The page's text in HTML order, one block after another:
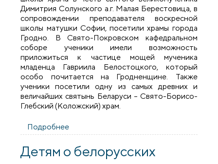
Димитрия Солунского а.г. Малая Берестовица, в
сопровождении преподавателя воскресной
школы матушки Софии, посетили храмы города
Гродно. В Свято-Покровском кафедральном
соборе ученики имели возможность
приложиться к частице мощей мученика
младенца Гавриила Белостоцкого, который
особо почитается на Гродненщине. Также
ученики посетили одну из самых древних и
величайших святынь Беларуси – Свято-Борисо-
Глебский (Коложский) храм.
Подробнее
деревни Малая Берестовица посетили
Гродно
Детям о белорусских